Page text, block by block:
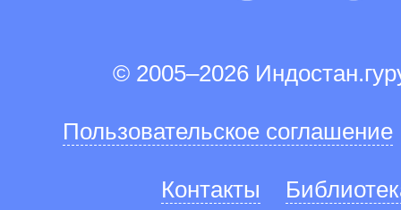
© 2005–2026
Пользовательское соглашение
Контакты